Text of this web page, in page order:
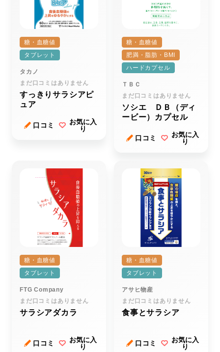
糖・血糖値
タブレット
タカノ
まだ口コミはありません
すっきりサラシアピ
ュア
口コミ
お気に入
り
糖・血糖値
肥満・脂肪・BMI
ハードカプセル
ＴＢＣ
まだ口コミはありません
ソシエ ＤＢ（ディ
ービー）カプセル
口コミ
お気に入
り
糖・血糖値
タブレット
FTG Company
まだ口コミはありません
サラシアダカラ
口コミ
お気に入
り
糖・血糖値
タブレット
アサヒ物産
まだ口コミはありません
食事とサラシア
口コミ
お気に入
り